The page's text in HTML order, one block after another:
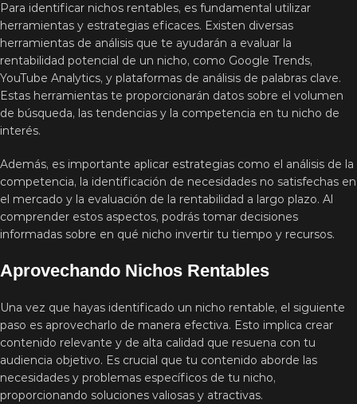
Para identificar nichos rentables, es fundamental utilizar
herramientas y estrategias eficaces. Existen diversas
herramientas de análisis que te ayudarán a evaluar la
rentabilidad potencial de un nicho, como Google Trends,
YouTube Analytics, y plataformas de análisis de palabras clave.
Estas herramientas te proporcionarán datos sobre el volumen
de búsqueda, las tendencias y la competencia en tu nicho de
interés.
Además, es importante aplicar estrategias como el análisis de la
competencia, la identificación de necesidades no satisfechas en
el mercado y la evaluación de la rentabilidad a largo plazo. Al
comprender estos aspectos, podrás tomar decisiones
informadas sobre en qué nicho invertir tu tiempo y recursos.
Aprovechando Nichos Rentables
Una vez que hayas identificado un nicho rentable, el siguiente
paso es aprovecharlo de manera efectiva. Esto implica crear
contenido relevante y de alta calidad que resuena con tu
audiencia objetivo. Es crucial que tu contenido aborde las
necesidades y problemas específicos de tu nicho,
proporcionando soluciones valiosas y atractivas.